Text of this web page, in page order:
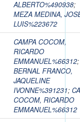
ALBERTO%490938;
MEZA MEDINA,
LUIS%223672
CAMPA COCOM,
RICARDO
EMMANUEL%66312;
BERNAL FRANCO,
JAQUELINE
IVONNE%391231;
COCOM, RICARDO
EMMANUEL%66312